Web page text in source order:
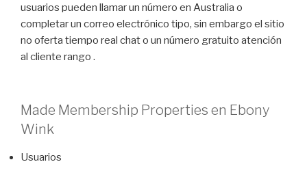
usuarios pueden llamar un número en Australia o
completar un correo electrónico tipo, sin embargo el sitio
no oferta tiempo real chat o un número gratuito atención
al cliente rango .
Made Membership Properties en Ebony
Wink
Usuarios